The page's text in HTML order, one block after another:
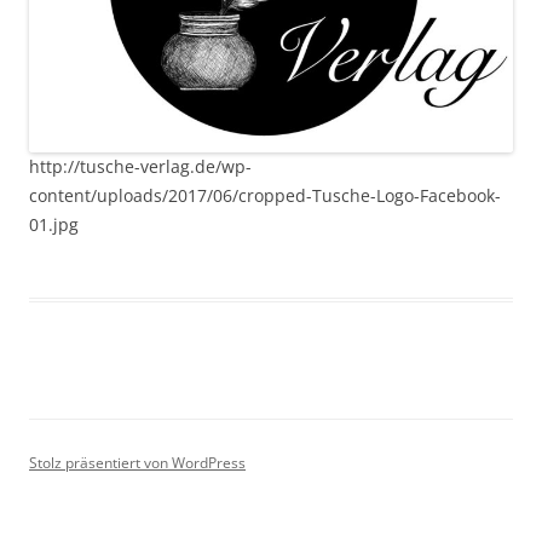
http://tusche-verlag.de/wp-
content/uploads/2017/06/cropped-Tusche-Logo-Facebook-
01.jpg
Stolz präsentiert von WordPress